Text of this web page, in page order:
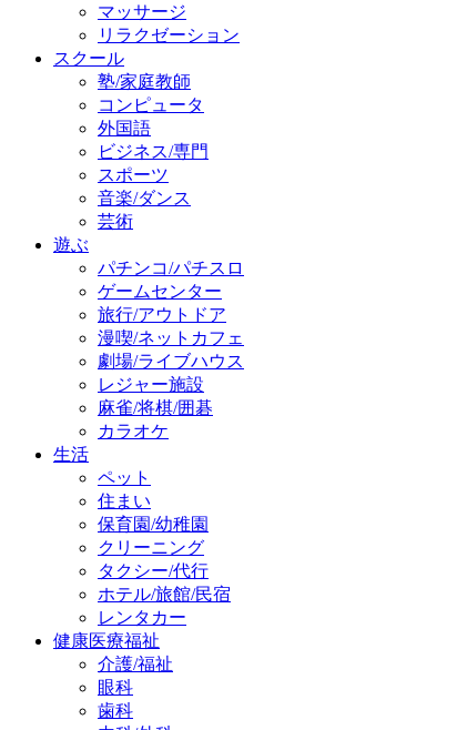
マッサージ
リラクゼーション
スクール
塾/家庭教師
コンピュータ
外国語
ビジネス/専門
スポーツ
音楽/ダンス
芸術
遊ぶ
パチンコ/パチスロ
ゲームセンター
旅行/アウトドア
漫喫/ネットカフェ
劇場/ライブハウス
レジャー施設
麻雀/将棋/囲碁
カラオケ
生活
ペット
住まい
保育園/幼稚園
クリーニング
タクシー/代行
ホテル/旅館/民宿
レンタカー
健康医療福祉
介護/福祉
眼科
歯科